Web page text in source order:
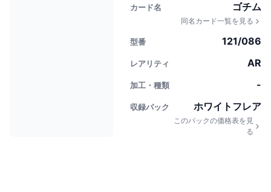
カード名 ゴチム
同名カード一覧を見る
型番 121/086
レアリティ AR
加工・種類 -
収録パック ホワイトフレア
このパックの価格表を見
る